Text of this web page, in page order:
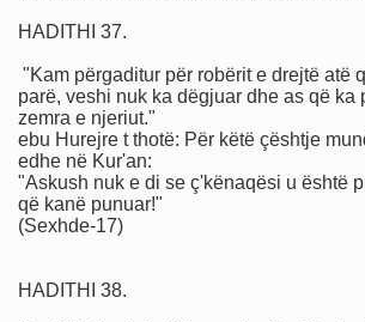
HADITHI 37.
"Kam përgaditur për robërit e drejtë atë
parë, veshi nuk ka dëgjuar dhe as që ka
zemra e njeriut."
ebu Hurejre t thotë: Për këtë çështje
edhe në Kur'an:
"Askush nuk e di se ç'kënaqësi u është
që kanë punuar!"
(Sexhde-17)
HADITHI 38.